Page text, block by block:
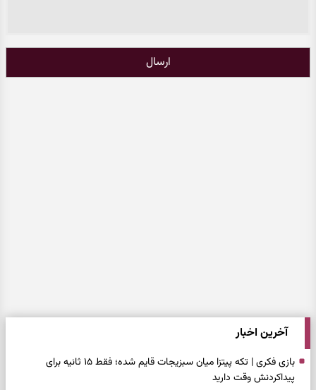
ارسال
آخرین اخبار
بازی فکری | تکه پیتزا میان سبزیجات قایم شده؛ فقط ۱۵ ثانیه برای
پیداکردنش وقت دارید